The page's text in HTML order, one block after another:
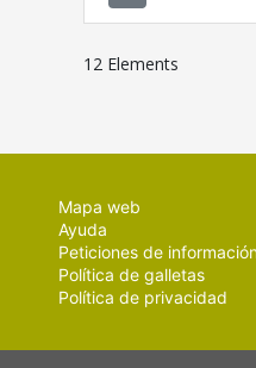
12 Elements
Mapa web
Ayuda
Peticiones de
Política de galletas
Política de privacidad